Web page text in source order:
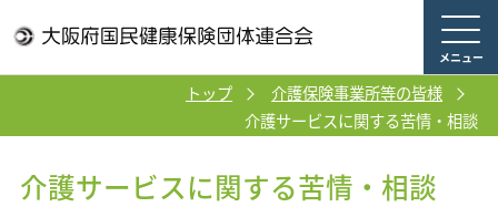
メニュー
トップ
介護保険事業所等の皆様
介護サービスに関する苦情・相談
介護サービスに関する苦情・相談